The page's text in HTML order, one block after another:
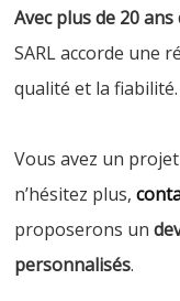
Avec plus de 20 ans
SARL accorde une
qualité et la fiabilité.
Vous avez un
n’hésitez plus,
proposerons un
personnalisés.